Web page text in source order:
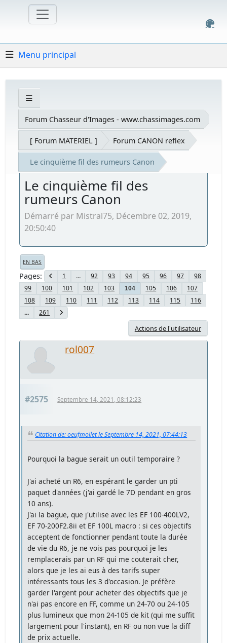
Menu principal
Forum Chasseur d'Images - www.chassimages.com
[ Forum MATERIEL ] Forum CANON reflex
Le cinquième fil des rumeurs Canon
Le cinquième fil des
rumeurs Canon
Démarré par Mistral75, Décembre 02, 2019,
20:50:40
EN BAS
Pages 1 ... 92 93 94 95 96 97
98
99
100 101 102 103 104 105 106
107
108
109 110 111 112 113 114 115
116
...
261
Actions de l'utilisateur
rol007
#2575 Septembre 14, 2021, 08:12:23
Citation de: oeufmollet le Septembre 14, 2021, 07:44:13
Pourquoi la bague serait un outil temporaire ?
J'ai acheté un R6, en espérant le garder un pti
paquet d'années (j'ai gardé le 7D pendant en gros
10 ans).
J'ai la bague, que j'utilise avec les EF 100-400LV2,
EF 70-200F2.8ii et EF 100L macro : si ces objectifs
acceptent de fonctionner pendant toute la durée
de vie du R6, je ne vois pas pourquoi je les
remplacerais par un RF qui me couterait cher,
alors que je les ai eus à des tarifs super
intéressants tous les 3 d'occasion. Je préfère
garder l'argent pour acheter des objectifs que je
n'ai pas encore en FF, comme un 24-70 ou 24-105
plus lumineux que mon 24-105 de kit (qui me suffit
largement pour l'instant), en RF ou non vue la diff
de prix actuelle.